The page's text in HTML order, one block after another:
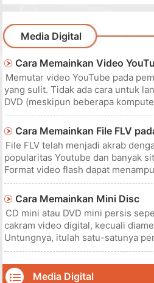
Media Digital
Cara Memainkan Video
Memutar video YouTube pada
yang sulit. Tidak ada cara untuk
DVD (meskipun beberapa
langsung ke TV). Anda harus
video sebelum membakar DVD.
untuk dilakukan, tetapi mungkin
Cara Memainkan File FLV
File FLV telah menjadi akrab
popularitas Youtube dan banyak
Format video flash dapat
berkualitas tinggi. Pengguna
memutar file FLV pada pemutar
dengan konversi sederhana dan
Cara Memainkan Mini Disc
CD mini atau DVD mini persis
cakram video digital, kecuali
Untungnya, itulah satu-satunya
memainkan disk mini. Disk-disk
dengan cara yang sama persis
rekan-rekan mereka
Media Digital